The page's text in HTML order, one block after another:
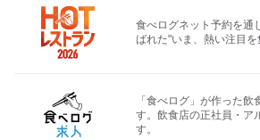
食べログネット予約を通
ばれた"いま、熱い注目
「食べログ」が作った
す。飲食店の正社員・ア
す。